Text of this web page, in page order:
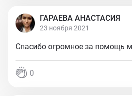
ГАРАЕВА АНАСТАСИЯ
23 ноября 2021
Спасибо огромное за помощь
0